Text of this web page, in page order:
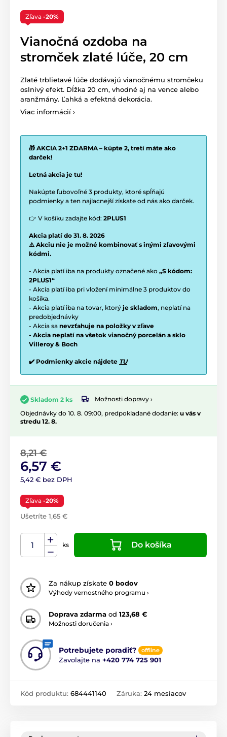
Zľava -20%
Vianočná ozdoba na
stromček zlaté lúče, 20 cm
Zlaté trblietavé lúče dodávajú vianočnému stromčeku
oslnivý efekt. Dĺžka 20 cm, vhodné aj na vence alebo
aranžmány. Ľahká a efektná dekorácia.
Viac informácií ›
🎁 AKCIA 2+1 ZDARMA – kúpte 2, tretí máte ako
darček!
Letná akcia je tu!
Nakúpte ľubovoľné 3 produkty, ktoré spĺňajú
podmienky a ten najlacnejší získate od nás ako darček.
👉 V košíku zadajte kód: 2PLUS1
Akcia platí do 31. 8. 2026
⚠️ Akciu nie je možné kombinovať s inými zľavovými
kódmi.
- Akcia platí iba na produkty označené ako „S kódom:
2PLUS1“
- Akcia platí iba pri vložení minimálne 3 produktov do
košíka.
- Akcia platí iba na tovar, ktorý je skladom, neplatí na
predobjednávky
- Akcia sa nevzťahuje na položky v zľave
- Akcia neplatí na všetok vianočný porcelán a sklo
Villeroy & Boch
✔️ Podmienky akcie nájdete TU
Skladom 2 ks
Možnosti dopravy ›
Objednávky do 10. 8. 09:00, predpokladané dodanie: u vás v
stredu 12. 8.
8,21 €
6,57 €
5,42 € bez DPH
Zľava -20%
Ušetríte 1,65 €
ks Do košíka
Za nákup získate 0 bodov
Výhody vernostného programu ›
Doprava zdarma od 123,68 €
Možnosti doručenia ›
Potrebujete poradiť? offline
Zavolajte na +420 774 725 901
Kód produktu: 684441140 Záruka: 24 mesiacov